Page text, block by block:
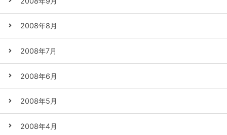
2008年8月
2008年7月
2008年6月
2008年5月
2008年4月